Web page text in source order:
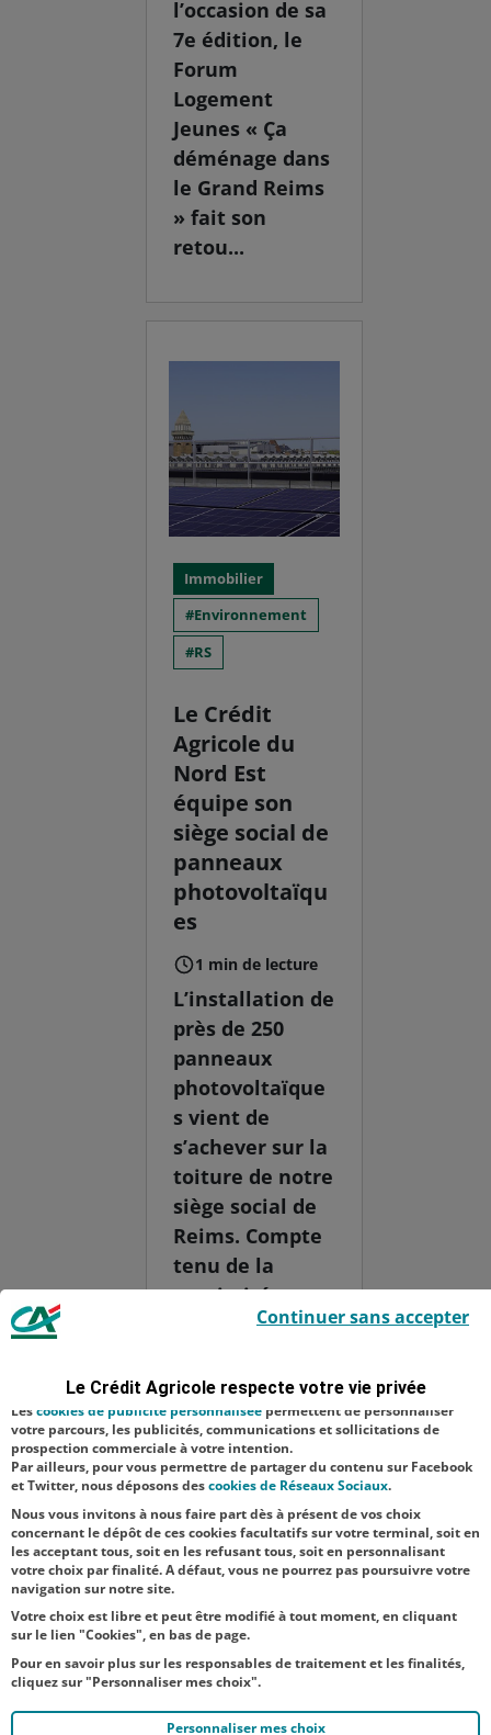
l’occasion de sa
7e édition, le
Forum
Logement
Jeunes « Ça
déménage dans
le Grand Reims
» fait son
retou...
Immobilier
Environnement
RS
Le Crédit
Agricole du
Nord Est
équipe son
siège social de
panneaux
photovoltaïqu
es
1 min de lecture
L’installation de
près de 250
panneaux
photovoltaïque
s vient de
s’achever sur la
toiture de notre
siège social de
Reims. Compte
tenu de la
proximité avec
la cathédrale,
nécessité
l’autorisation
préalable de
l’architecte des
Le Crédit Agricole respecte votre vie privée
indispensables car utilisés à des fins de bon fonctionnement et de
sécurité ; d’autres sont facultatifs. Les
satisfaction facultatifs.
Lescookies de publicité personnalisée permettent de personnaliser
votre parcours, les publicités, communications et sollicitations de
prospection commerciale à votre intention.
Par ailleurs, pour vous permettre de partager du contenu sur Facebook
et Twitter, nous déposons descookies de Réseaux Sociaux.
Nous vous invitons à nous faire part dès à présent de vos choix
concernant le dépôt de ces cookies facultatifs sur votre terminal, soit en
les acceptant tous, soit en les refusant tous, soit en personnalisant
votre choix par finalité. A défaut, vous ne pourrez pas poursuivre votre
navigation sur notre site.
Votre choix est libre et peut être modifié à tout moment, en cliquant
sur le lien "Cookies", en bas de page.
Pour en savoir plus sur les responsables de traitement et les finalités,
cliquez sur "Personnaliser mes choix".
Personnaliser mes choix
Continuer sans accepter